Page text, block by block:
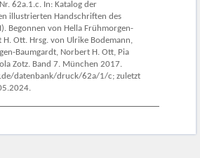
62a.1.c. In: Katalog der
illustrierten Handschriften des
Begonnen von Hella Frühmorgen-
H. Ott. Hrsg. von Ulrike Bodemann,
Baumgardt, Norbert H. Ott, Pia
Zotz. Band 7. München 2017.
datenbank/druck/62a/1/c; zuletzt